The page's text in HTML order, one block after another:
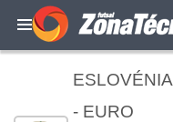
ESLOVÉNIA
- EURO